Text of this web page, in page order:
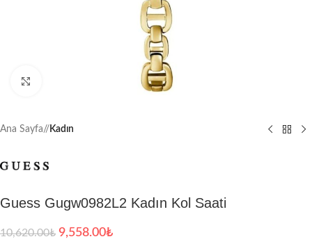
Ana Sayfa/ Kadın
Guess Gugw0982L2 Kadın Kol Saati
10,620.00₺ 9,558.00₺